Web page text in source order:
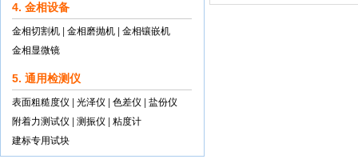
4. 金相设备
金相切割机 金相磨抛机
金相镶嵌机
金相显微镜
5. 通用检测仪
表面粗糙度仪 光泽仪 色差仪
盐份仪
附着力测试仪
测振仪
粘度计
建标专用试块